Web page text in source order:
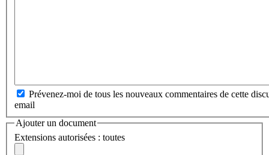
Prévenez-moi de tous les nouveaux commentaires de cette
email
Ajouter un document
Extensions autorisées : toutes